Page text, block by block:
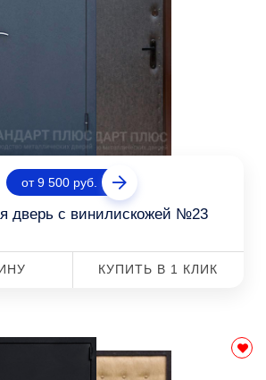
от 9 500 руб.
дверь с винилискожей №23
КУПИТЬ В 1 КЛИК